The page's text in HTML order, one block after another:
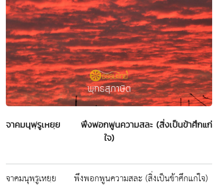
จาคมนุพฺรูเหยฺย พึงพอกพูนความสละ (สิ่งเป็นข้าศึกแก่
ใจ)
จาคมนุพฺรูเหยฺย พึงพอกพูนความสละ (สิ่งเป็นข้าศึกแก่ใจ)